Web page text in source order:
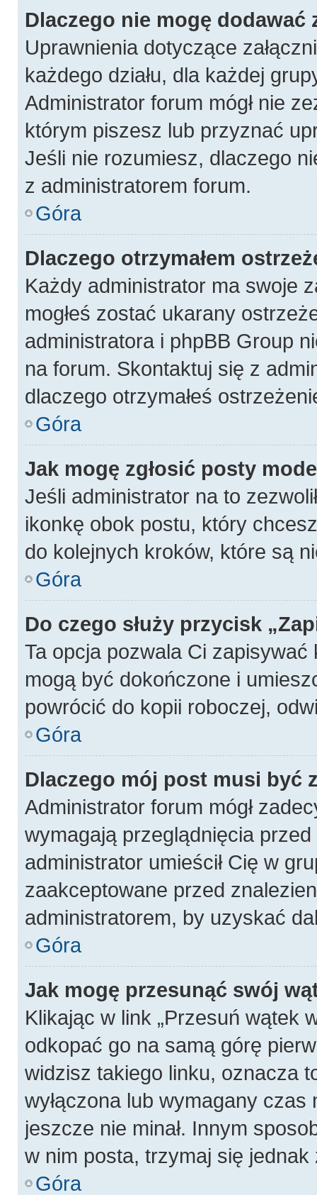
Dlaczego nie mogę dodawać
Uprawnienia dotyczące
każdego działu, dla każdej
Administrator forum mógł nie
którym piszesz lub przyznać
Jeśli nie rozumiesz, dlaczego
z administratorem forum.
Góra
Dlaczego otrzymałem
Każdy administrator ma swoje
mogłeś zostać ukarany
administratora i phpBB Group
na forum. Skontaktuj się z
dlaczego otrzymałeś
Góra
Jak mogę zgłosić posty
Jeśli administrator na to
ikonkę obok postu, który
do kolejnych kroków, które są
Góra
Do czego służy przycisk
Ta opcja pozwala Ci
mogą być dokończone i
powrócić do kopii roboczej,
Góra
Dlaczego mój post musi być
Administrator forum mógł
wymagają przeglądnięcia
administrator umieścił Cię w
zaakceptowane przed
administratorem, by uzyskać
Góra
Jak mogę przesunąć swój
Klikając w link „Przesuń wątek
odkopać go na samą górę
widzisz takiego linku, oznacza
wyłączona lub wymagany
jeszcze nie minał. Innym
w nim posta, trzymaj się
Góra